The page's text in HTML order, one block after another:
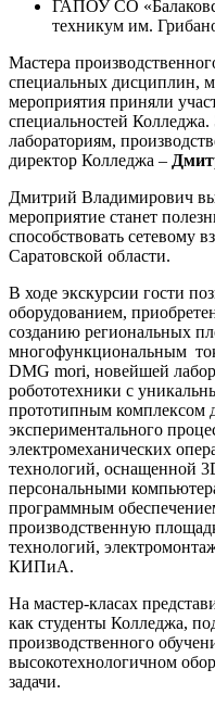
ГАПОУ СО
техникум им.
Мастера
специальных дисциплин,
мероприятия приняли
специальностей
лабораториям,
директор Колледжа –
Дмитрий Владимирович
мероприятие станет
способствовать
Саратовской области.
В ходе экскурсии гости
оборудованием,
созданию региональных
многофункциональным
DMG mori, новейшей
робототехники с
прототипным комплексом
экспериментального
электромеханических
технологий, оснащенной
персональными
программным
производственную
технологий,
КИПиА.
На мастер-класах
как студенты Колледжа,
производственного
высокотехнологичном
задачи.